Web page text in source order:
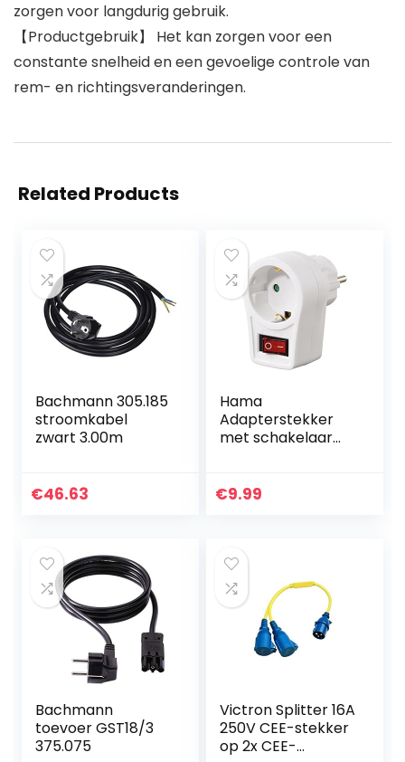
zorgen voor langdurig gebruik.
【Productgebruik】 Het kan zorgen voor een
constante snelheid en een gevoelige controle van
rem- en richtingsveranderingen.
Related Products
Bachmann 305.185
stroomkabel
zwart 3.00m
€46.63
Hama
Adapterstekker
met schakelaar
3500 watt) wit
€9.99
Bachmann
toevoer GST18/3
375.075
Victron Splitter 16A
250V CEE-stekker
op 2x CEE-